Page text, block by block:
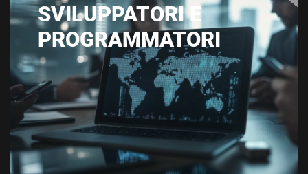
SVILUPPATORI E
PROGRAMMATORI